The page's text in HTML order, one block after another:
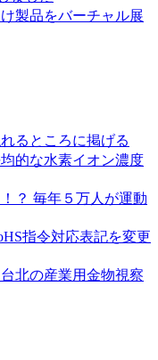
製品をバーチャル展
るところに掲げる
的な水素イオン濃度
？ 毎年５万人が運動
指令対応表記を変更
北の産業用金物視察